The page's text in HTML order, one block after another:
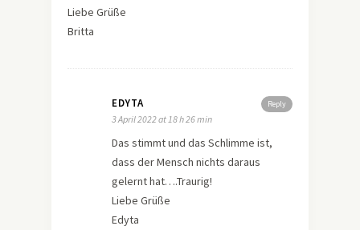
Liebe Grüße
Britta
Reply
EDYTA
3 April 2022 at 18 h 26 min
Das stimmt und das Schlimme ist,
dass der Mensch nichts daraus
gelernt hat….Traurig!
Liebe Grüße
Edyta